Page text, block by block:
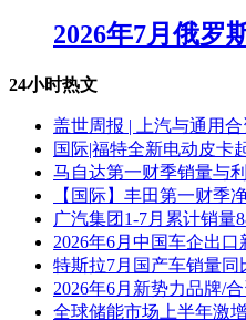
2026年7月俄罗
24小时热文
盖世周报 | 上汽与通用
国际|福特全新电动皮卡
马自达第一财季销量与
【国际】丰田第一财季
广汽集团1-7月累计销量
2026年6月中国车企出口
特斯拉7月国产车销量同
2026年6月新势力品牌/
全球储能市场上半年激